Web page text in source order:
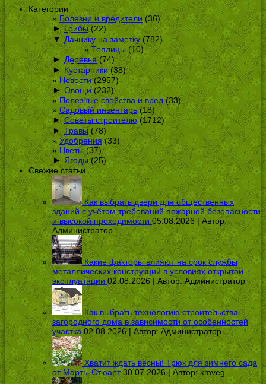
Категории
Болезни и вредители(36)
► Грибы(22)
▼ Дачнику на заметку (782)
Теплицы(10)
► Деревья(74)
► Кустарники(38)
Новости(2957)
► Овощи(232)
Полезные свойства и вред(33)
Садовый инвентарь (18)
► Советы строителю(1712)
► Травы(78)
Удобрения(33)
Цветы(37)
► Ягоды(25)
Свежие статьи
Как выбрать двери для общественных
зданий с учётом требований пожарной безопасности
и высокой проходимости 05.08.2026 | Автор:
Администратор
Какие факторы влияют на срок службы
металлических конструкций в условиях открытой
эксплуатации 02.08.2026 | Автор:Администратор
Как выбрать технологию строительства
загородного дома в зависимости от особенностей
участка 02.08.2026 | Автор:Администратор
Хватит ждать весны! Трюк для зимнего сада
от Марты Стюарт 30.07.2026 | Автор:kmveg